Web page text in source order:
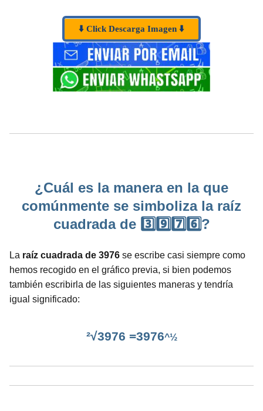
⬇️ Click Descarga Imagen ⬇️
¿Cuál es la manera en la que
comúnmente se simboliza la raíz
cuadrada de 3️⃣9️⃣7️⃣6️⃣?
La raíz cuadrada de 3976 se escribe casi siempre como
hemos recogido en el gráfico previa, si bien podemos
también escribirla de las siguientes maneras y tendría
igual significado:
²√3976 =3976^½